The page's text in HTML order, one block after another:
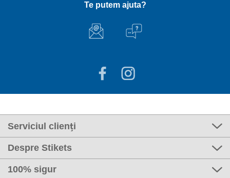
Te putem ajuta?
Serviciul clienți
Despre Stikets
100% sigur